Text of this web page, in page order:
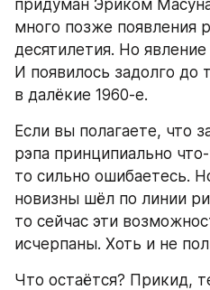
придуман Эриком
много позже появления
десятилетия. Но
И появилось задолго до
в далёкие 1960-е.
Если вы полагаете, что
рэпа принципиально
то сильно ошибаетесь.
новизны шёл по линии
то сейчас эти
исчерпаны. Хоть и не
Что остаётся? Прикид,